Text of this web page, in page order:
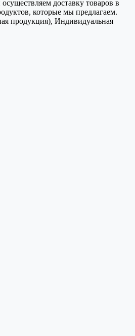
доставку товаров в
которые мы предлагаем.
продукция), Индивидуальная